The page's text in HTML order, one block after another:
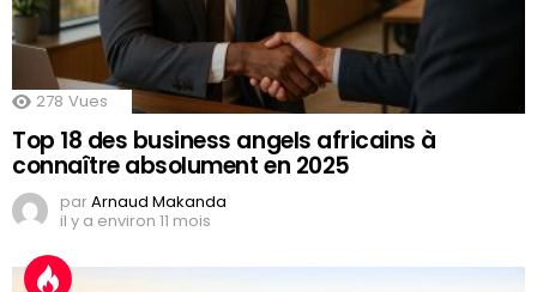
278 Vues
Top 18 des business angels africains à
connaître absolument en 2025
parArnaud Makanda
il y a environ 11 mois